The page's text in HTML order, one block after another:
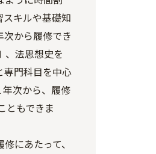
キルや基礎知
から履修でき
法思想史を
専門科目を中心
次から、履修
ともできま
にあたって、